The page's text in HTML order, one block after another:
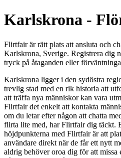
Karlskrona -
Flirtfair är rätt plats att ansluta och
Karlskrona, Sverige. Registrera dig
tryck på åtaganden eller
Karlskrona ligger i den sydöstra
trevlig stad med en rik historia att
att träffa nya människor kan vara
Flirtfair det enkelt att kontakta
om du letar efter någon att chatta
flirta lite med, har Flirtfair dig täckt.
höjdpunkterna med Flirtfair är att
användare direkt när de får ett nytt
aldrig behöver oroa dig för att missa